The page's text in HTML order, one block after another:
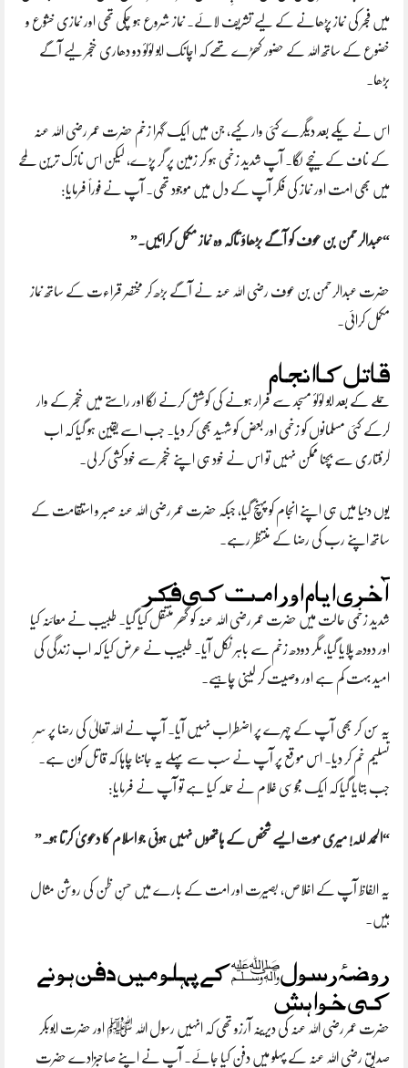
میں فجر کی نماز پڑھانے کے لیے تشریف لائے۔ نماز شروع ہو چکی تھی اور نمازی خشوع و
خضوع کے ساتھ اللہ کے حضور کھڑے تھے کہ اچانک ابو لؤلؤ دو دھاری خنجر لیے آگے
بڑھا۔
اس نے یکے بعد دیگرے کئی وار کیے، جن میں ایک گہرا زخم حضرت عمر رضی اللہ عنہ
کے ناف کے نیچے لگا۔ آپ شدید زخمی ہو کر زمین پر گر پڑے، لیکن اس نازک ترین لمحے
میں بھی امت اور نماز کی فکر آپ کے دل میں موجود تھی۔ آپ نے فوراً فرمایا:
“عبدالرحمن بن عوف کو آگے بڑھاؤ تاکہ وہ نماز مکمل کرائیں۔”
حضرت عبدالرحمن بن عوف رضی اللہ عنہ نے آگے بڑھ کر مختصر قراءت کے ساتھ نماز
مکمل کرائی۔
قاتل کا انجام
حملے کے بعد ابو لؤلؤ مسجد سے فرار ہونے کی کوشش کرنے لگا اور راستے میں خنجر کے وار
کرکے کئی مسلمانوں کو زخمی اور بعض کو شہید بھی کر دیا۔ جب اسے یقین ہو گیا کہ اب
گرفتاری سے بچنا ممکن نہیں تو اس نے خود ہی اپنے خنجر سے خودکشی کر لی۔
یوں دنیا میں ہی اپنے انجام کو پہنچ گیا، جبکہ حضرت عمر رضی اللہ عنہ صبر و استقامت کے
ساتھ اپنے رب کی رضا کے منتظر رہے۔
آخری ایام اور امت کی فکر
شدید زخمی حالت میں حضرت عمر رضی اللہ عنہ کو گھر منتقل کیا گیا۔ طبیب نے معائنہ کیا
اور دودھ پلایا گیا، مگر دودھ زخم سے باہر نکل آیا۔ طبیب نے عرض کیا کہ اب زندگی کی
امید بہت کم ہے اور وصیت کر لینی چاہیے۔
یہ سن کر بھی آپ کے چہرے پر اضطراب نہیں آیا۔ آپ نے اللہ تعالیٰ کی رضا پر سرِ
تسلیم خم کر دیا۔ اس موقع پر آپ نے سب سے پہلے یہ جاننا چاہا کہ قاتل کون ہے۔
جب بتایا گیا کہ ایک مجوسی غلام نے حملہ کیا ہے تو آپ نے فرمایا:
“الحمد للہ! میری موت ایسے شخص کے ہاتھوں نہیں ہوئی جو اسلام کا دعویٰ کرتا ہو۔”
یہ الفاظ آپ کے اخلاص، بصیرت اور امت کے بارے میں حسنِ ظن کی روشن مثال
ہیں۔
روضۂ رسول ﷺ کے پہلو میں دفن ہونے
کی خواہش
حضرت عمر رضی اللہ عنہ کی دیرینہ آرزو تھی کہ انہیں رسول اللہ ﷺ اور حضرت ابوبکر
صدیق رضی اللہ عنہ کے پہلو میں دفن کیا جائے۔ آپ نے اپنے صاحبزادے حضرت